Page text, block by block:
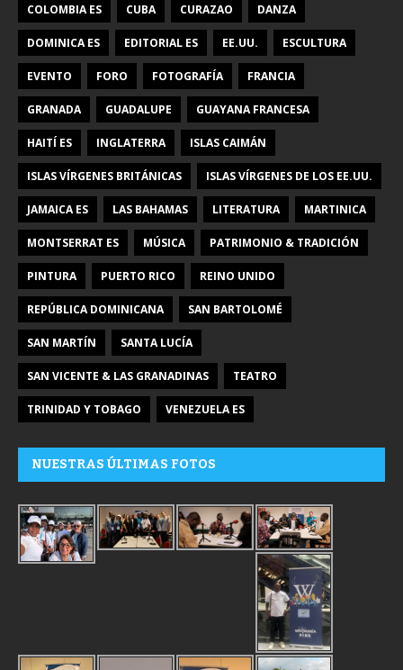
COLOMBIA ES CUBA CURAZAO DANZA
DOMINICA ES EDITORIAL ES EE.UU. ESCULTURA
EVENTO FORO FOTOGRAFÍA FRANCIA
GRANADA GUADALUPE GUAYANA FRANCESA
HAITÍ ES INGLATERRA ISLAS CAIMÁN
ISLAS VÍRGENES BRITÁNICAS ISLAS VÍRGENES DE LOS EE.UU.
JAMAICA ES LAS BAHAMAS LITERATURA MARTINICA
MONTSERRAT ES MÚSICA PATRIMONIO & TRADICIÓN
PINTURA PUERTO RICO REINO UNIDO
REPÚBLICA DOMINICANA SAN BARTOLOMÉ
SAN MARTÍN SANTA LUCÍA
SAN VICENTE & LAS GRANADINAS TEATRO
TRINIDAD Y TOBAGO VENEZUELA ES
NUESTRAS ÚLTIMAS FOTOS